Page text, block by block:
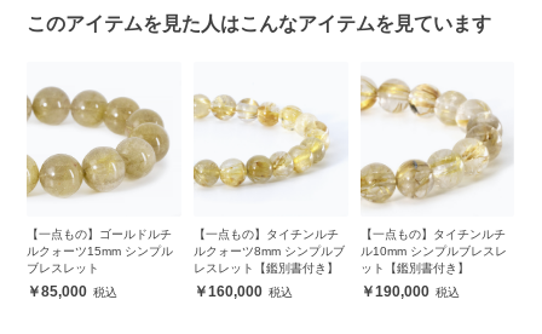
このアイテムを見た人はこんなアイテムを見ています
【一点もの】ゴールドルチ
ルクォーツ15mm シンプル
ブレスレット
85,000
【一点もの】タイチンルチ
ルクォーツ8mm シンプルブ
レスレット【鑑別書付き】
160,000
【一点もの】タイチンルチ
ル10mm シンプルブレスレ
ット【鑑別書付き】
190,000